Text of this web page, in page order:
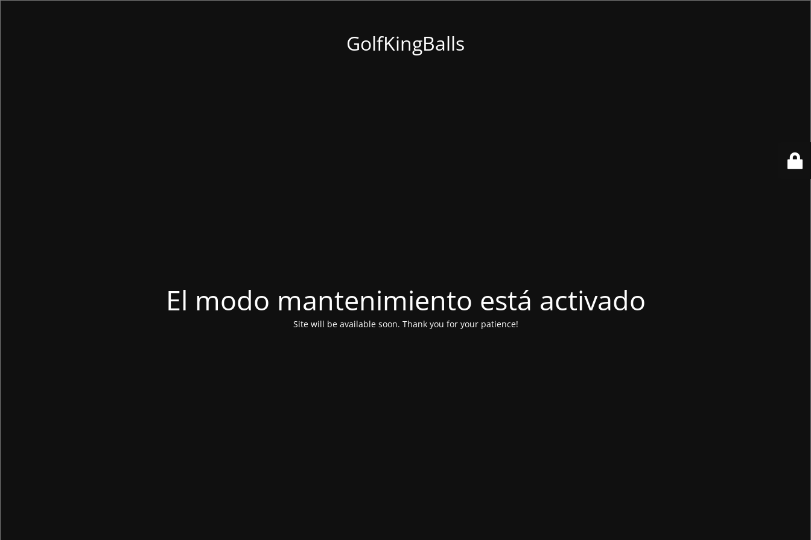
GolfKingBalls
El modo mantenimiento está activado
Site will be available soon. Thank you for your patience!